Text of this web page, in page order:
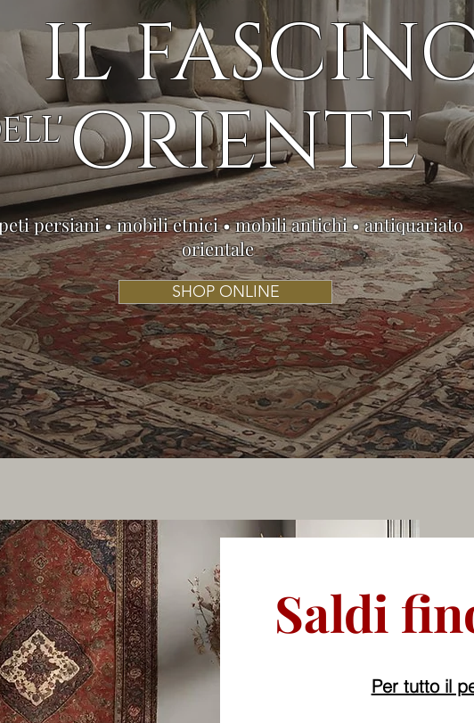
IL
ORIENTE
persiani • mobili etnici • mobili antichi • antiquariato
orientale
SHOP ONLINE
Saldi
Per tutto il